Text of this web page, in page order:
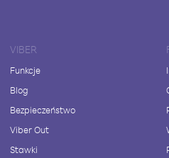
VIBER
Funkcje
Blog
Bezpieczeństwo
Viber Out
Stawki